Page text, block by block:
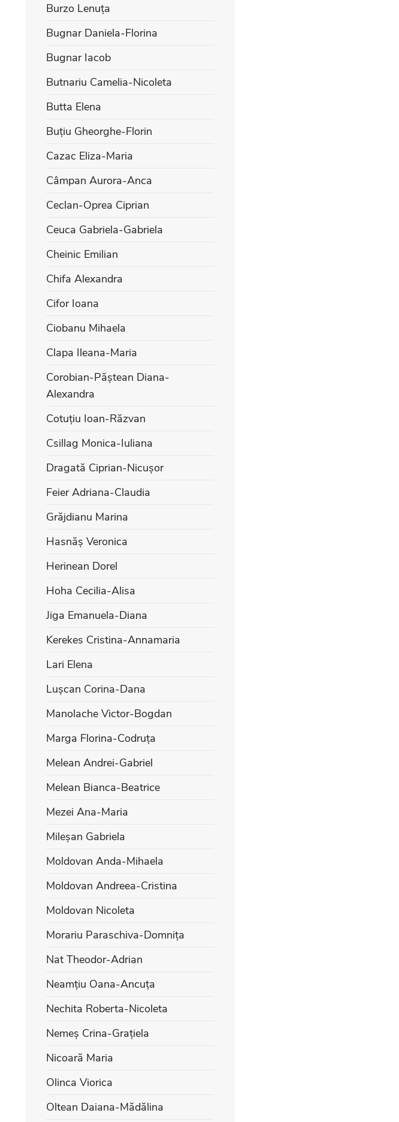
Burzo Lenuța
Bugnar Daniela-Florina
Bugnar Iacob
Butnariu Camelia-Nicoleta
Butta Elena
Buțiu Gheorghe-Florin
Cazac Eliza-Maria
Câmpan Aurora-Anca
Ceclan-Oprea Ciprian
Ceuca Gabriela-Gabriela
Cheinic Emilian
Chifa Alexandra
Cifor Ioana
Ciobanu Mihaela
Clapa Ileana-Maria
Corobian-Păștean Diana-
Alexandra
Cotuțiu Ioan-Răzvan
Csillag Monica-Iuliana
Dragată Ciprian-Nicușor
Feier Adriana-Claudia
Grăjdianu Marina
Hasnăș Veronica
Herinean Dorel
Hoha Cecilia-Alisa
Jiga Emanuela-Diana
Kerekes Cristina-Annamaria
Lari Elena
Lușcan Corina-Dana
Manolache Victor-Bogdan
Marga Florina-Codruța
Melean Andrei-Gabriel
Melean Bianca-Beatrice
Mezei Ana-Maria
Mileșan Gabriela
Moldovan Anda-Mihaela
Moldovan Andreea-Cristina
Moldovan Nicoleta
Morariu Paraschiva-Domnița
Nat Theodor-Adrian
Neamțiu Oana-Ancuța
Nechita Roberta-Nicoleta
Nemeș Crina-Grațiela
Nicoară Maria
Olinca Viorica
Oltean Daiana-Mădălina